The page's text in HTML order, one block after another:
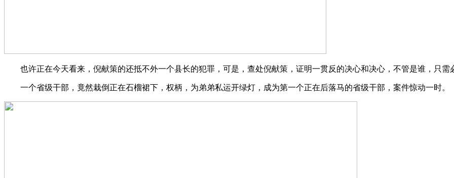
也许正在今天看来，倪献策的还抵不外一个县长的犯罪，可是，查处倪献策，证明一贯反的决心和决心，不管是谁，只需
一个省级干部，竟然栽倒正在石榴裙下，权柄，为弟弟私运开绿灯，成为第一个正在后落马的省级干部，案件惊动一时。